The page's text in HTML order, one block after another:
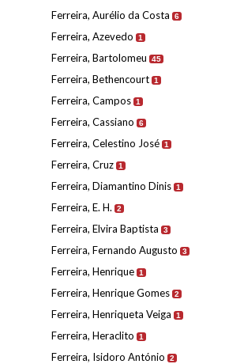
Ferreira, Aurélio da Costa 6
Ferreira, Azevedo 1
Ferreira, Bartolomeu 45
Ferreira, Bethencourt 1
Ferreira, Campos 1
Ferreira, Cassiano 6
Ferreira, Celestino José 1
Ferreira, Cruz 1
Ferreira, Diamantino Dinis 1
Ferreira, E. H. 2
Ferreira, Elvira Baptista 3
Ferreira, Fernando Augusto 3
Ferreira, Henrique 1
Ferreira, Henrique Gomes 2
Ferreira, Henriqueta Veiga 1
Ferreira, Heraclito 1
Ferreira, Isidoro António 2